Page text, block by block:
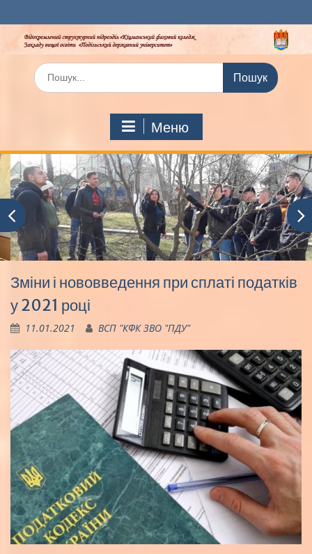
до
вмісту
Шукати:
Меню
Зміни і нововведення при сплаті податків
у 2021 році
11.01.2021 ВСП "КФК ЗВО "ПДУ"